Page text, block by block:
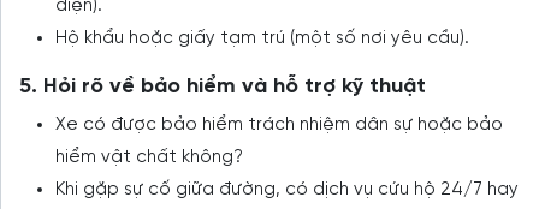
điện).
Hộ khẩu hoặc giấy tạm trú (một số nơi yêu cầu).
5. Hỏi rõ về bảo hiểm và hỗ trợ kỹ thuật
Xe có được bảo hiểm trách nhiệm dân sự hoặc bảo
hiểm vật chất không?
Khi gặp sự cố giữa đường, có dịch vụ cứu hộ 24/7 hay